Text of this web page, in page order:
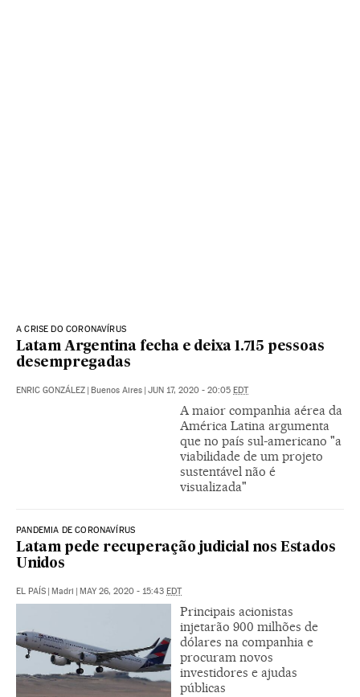
A CRISE DO CORONAVÍRUS
Latam Argentina fecha e deixa 1.715 pessoas
desempregadas
ENRIC GONZÁLEZ Buenos Aires JUN 17, 2020 - 20:05 EDT
A maior companhia aérea da
América Latina argumenta
que no país sul-americano "a
viabilidade de um projeto
sustentável não é
visualizada"
PANDEMIA DE CORONAVÍRUS
Latam pede recuperação judicial nos Estados
Unidos
EL PAÍS Madri MAY 26, 2020 - 15:43 EDT
Principais acionistas
injetarão 900 milhões de
dólares na companhia e
procuram novos
investidores e ajudas
públicas